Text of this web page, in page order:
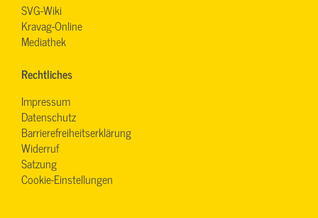
SVG-Wiki
Kravag-Online
Mediathek
Rechtliches
Impressum
Datenschutz
Barrierefreiheitserklärung
Widerruf
Satzung
Cookie-Einstellungen